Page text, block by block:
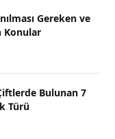
Gereken ve
Konular
Bulunan 7
Türü